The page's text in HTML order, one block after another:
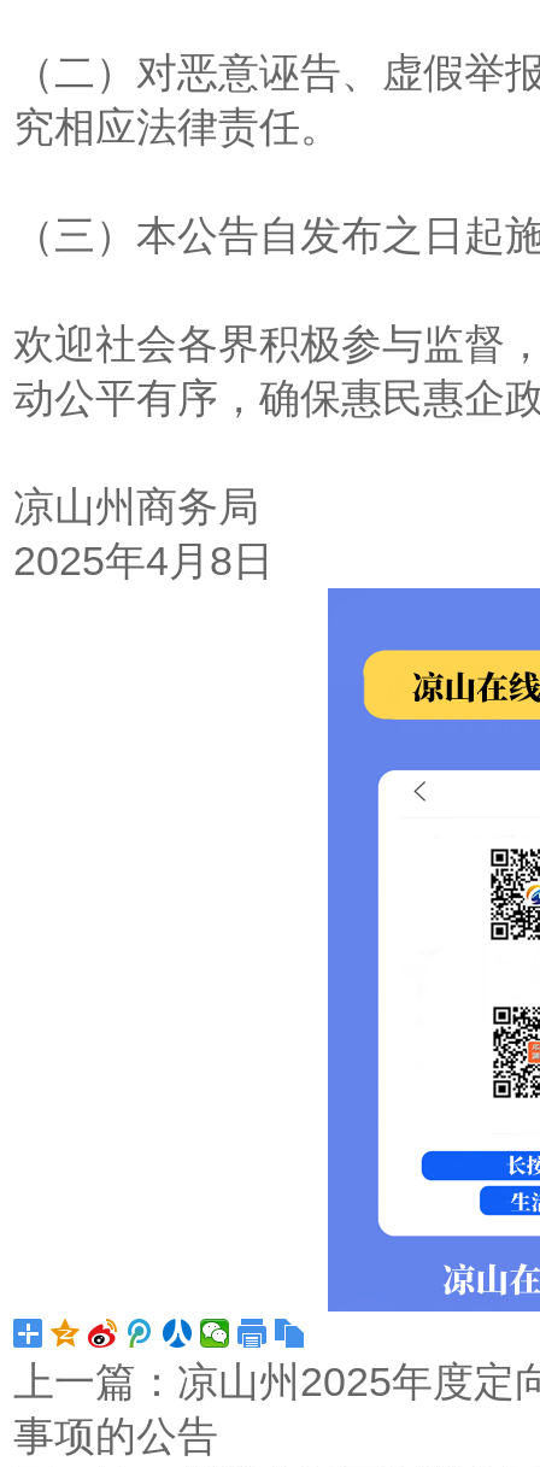
（二）对恶意诬告、虚假举
究相应法律责任。
（三）本公告自发布之日起
欢迎社会各界积极参与监督
动公平有序，确保惠民惠企
凉山州商务局
2025年4月8日
上一篇： 凉山州2025年度定
事项的公告